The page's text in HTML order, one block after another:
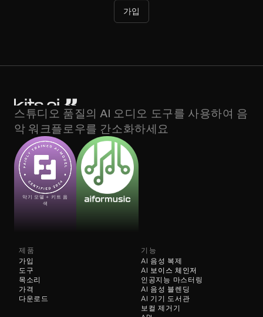
가입
스튜디오 품질의 AI 오디오 도구를 사용하여 음
악 워크플로우를 간소화하세요
악기 모델 + 키트 음
색
제품
가입
도구
목소리
가격
다운로드
기능
AI 음성 복제
AI 음성 블렌딩
AI 보이스 체인저
인공지능 마스터링
AI 기기 도서관
보컬 제거기